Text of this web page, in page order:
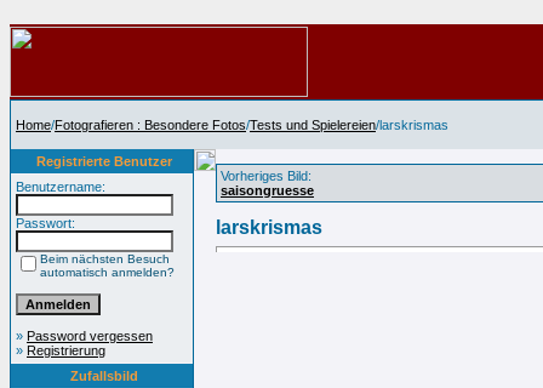
Home/Fotografieren : Besondere Fotos/Tests und Spielereien/larskrismas
Registrierte Benutzer
Benutzername:
Passwort:
Beim nächsten Besuch
automatisch anmelden?
» Password vergessen
» Registrierung
Zufallsbild
Vorheriges Bild:
saisongruesse
larskrismas